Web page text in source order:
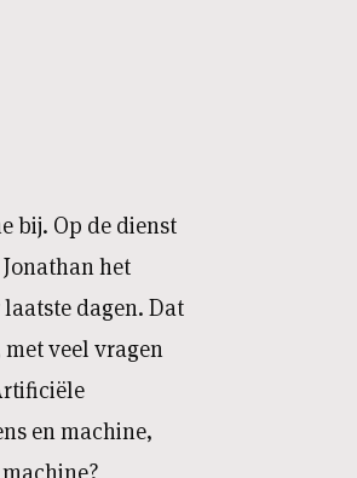
bij. Op de dienst
het
dagen. Dat
veel vragen
en machine,